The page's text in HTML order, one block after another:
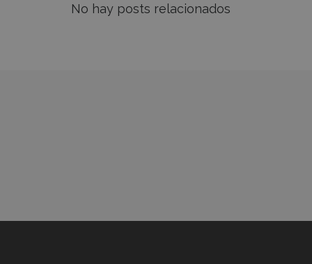
No hay posts relacionados